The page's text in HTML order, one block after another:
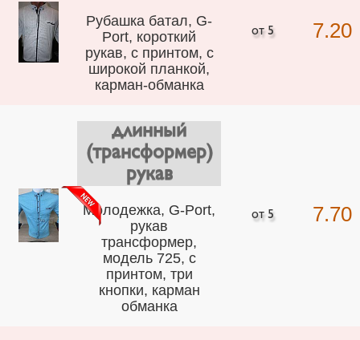
Рубашка батал, G-
Port, короткий
рукав, с принтом, с
широкой планкой,
карман-обманка
7.20
длинный
(трансформер)
рукав
Молодежка, G-Port,
рукав
трансформер,
модель 725, с
принтом, три
кнопки, карман
обманка
7.70